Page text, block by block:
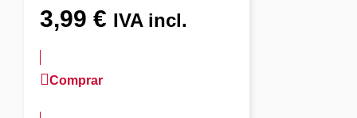
3,99 € IVA incl.
Comprar